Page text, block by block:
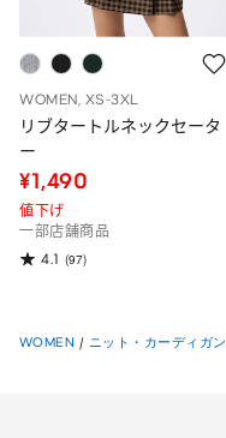
WOMEN, XS-3XL
リブタートルネックセータ
ー
¥1,490
値下げ
一部店舗商品
4.1 (97)
WOMEN / ニット・カーディガン